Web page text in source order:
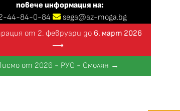
повече информация на:
-44-84-0-84
sega@az-moga.bg
от 2. февруари до 6. март 2026
⟶
от 2026 - РУО - Смолян →